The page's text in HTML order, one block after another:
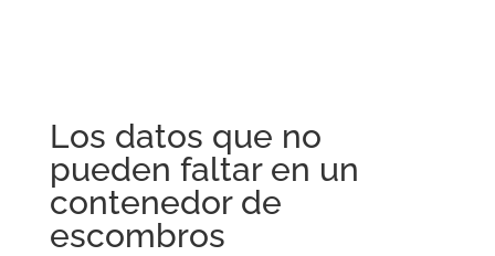
Los datos que no
pueden faltar en un
contenedor de
escombros